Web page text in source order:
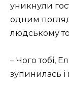
уникнули
одним
людському
– Чого тобі,
зупинилась і